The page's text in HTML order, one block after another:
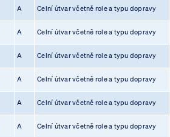
A Celní útvar včetně role a typu dopravy
A Celní útvar včetně role a typu dopravy
A Celní útvar včetně role a typu dopravy
A Celní útvar včetně role a typu dopravy
A Celní útvar včetně role a typu dopravy
A Celní útvar včetně role a typu dopravy